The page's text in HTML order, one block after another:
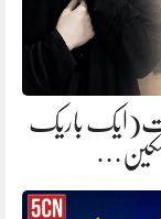
باریک